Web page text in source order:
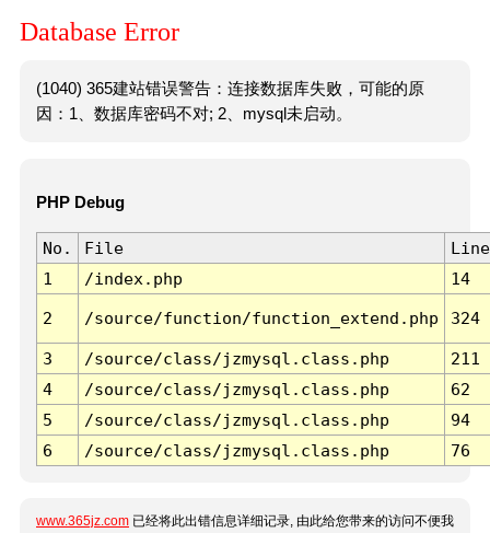
Database Error
(1040) 365建站错误警告：连接数据库失败，可能的原
因：1、数据库密码不对; 2、mysql未启动。
PHP Debug
No. File
Line
1
/index.php 14
2 /source/function/function_extend.php 324
3 /source/class/jzmysql.class.php
211
4
/source/class/jzmysql.class.php
62
5
/source/class/jzmysql.class.php
94
6
/source/class/jzmysql.class.php 76
www.365jz.com 已经将此出错信息详细记录, 由此给您带来的访问不便我